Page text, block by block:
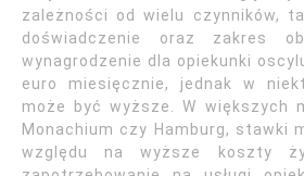
zależności od wielu czynników,
doświadczenie oraz zakres
wynagrodzenie dla opiekunki
euro miesięcznie, jednak w
może być wyższe. W większych
Monachium czy Hamburg, stawki
względu na wyższe koszty